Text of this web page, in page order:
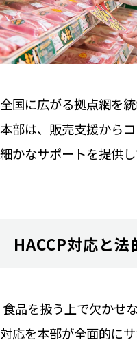
全国に広がる拠点網を
本部は、販売支援から
細かなサポートを提供し
HACCP対応と
食品を扱う上で欠かせ
対応を本部が全面的に